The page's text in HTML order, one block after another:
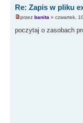
Re: Zapis w pliku
przez banita » czwartek,
poczytaj o zasobach